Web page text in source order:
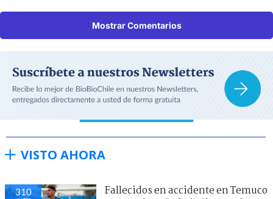
Mostrar Comentarios
VISTO AHORA
310
Fallecidos en accidente en Temuco